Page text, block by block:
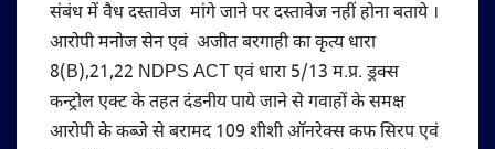
संबंध में वैध दस्तावेज मांगे जाने पर दस्तावेज नहीं होना बताये ।
आरोपी मनोज सेन एवं अजीत बरगाही का कृत्य धारा
8(B),21,22 NDPS ACT एवं धारा 5/13 म.प्र. ड्रक्स
कन्ट्रोल एक्ट के तहत दंडनीय पाये जाने से गवाहों के समक्ष
आरोपी के कब्जे से बरामद 109 शीशी ऑनरेक्स कफ सिरप एवं